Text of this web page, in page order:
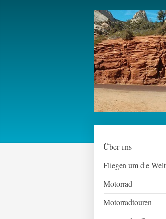
Über uns
Fliegen um die Welt
Motorrad
Motorradtouren